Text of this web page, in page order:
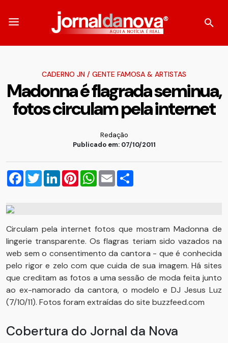
CADERNO JN / GENTE FAMOSA & ARTISTAS
Madonna é flagrada seminua,
fotos circulam pela internet
Redação
Publicado em: 07/10/2011
Facebook
TwitterLinkedInPinterestWhatsApp
Email
Circulam pela internet fotos que mostram Madonna de
lingerie transparente. Os flagras teriam sido vazados na
web sem o consentimento da cantora - que é conhecida
pelo rigor e zelo com que cuida de sua imagem. Há sites
que creditam as fotos a uma sessão de moda feita junto
ao ex-namorado da cantora, o modelo e DJ Jesus Luz
(7/10/11). Fotos foram extraídas do site buzzfeed.com
Cobertura do Jornal da Nova